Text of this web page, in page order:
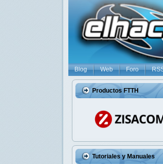
Blog Web Foro
Productos FTTH
Tutoriales y Manuales